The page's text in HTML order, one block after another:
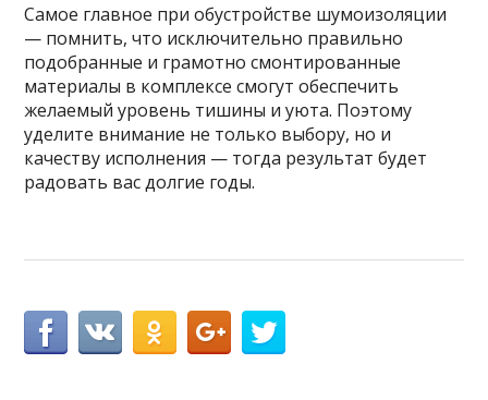
Самое главное при обустройстве шумоизоляции
— помнить, что исключительно правильно
подобранные и грамотно смонтированные
материалы в комплексе смогут обеспечить
желаемый уровень тишины и уюта. Поэтому
уделите внимание не только выбору, но и
качеству исполнения — тогда результат будет
радовать вас долгие годы.